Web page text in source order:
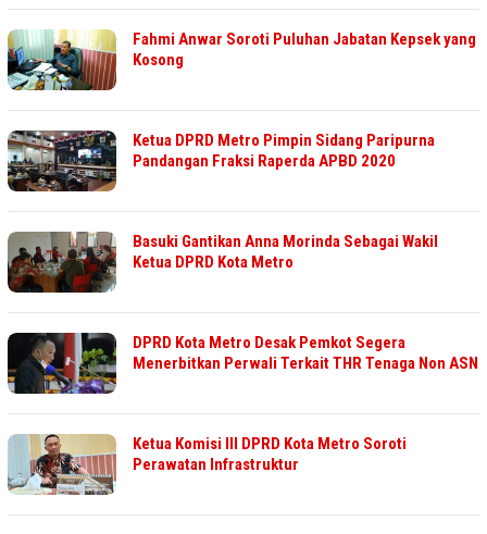
Fahmi Anwar Soroti Puluhan Jabatan Kepsek yang
Kosong
Ketua DPRD Metro Pimpin Sidang Paripurna
Pandangan Fraksi Raperda APBD 2020
Basuki Gantikan Anna Morinda Sebagai Wakil
Ketua DPRD Kota Metro
DPRD Kota Metro Desak Pemkot Segera
Menerbitkan Perwali Terkait THR Tenaga Non ASN
Ketua Komisi lll DPRD Kota Metro Soroti
Perawatan Infrastruktur